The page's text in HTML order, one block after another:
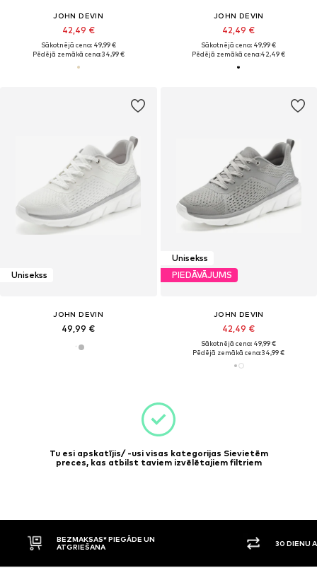
JOHN DEVIN
42,49 €
Sākotnējā cena: 49,99 €
Pēdējā zemākā cena:34,99 €
JOHN DEVIN
42,49 €
Sākotnējā cena: 49,99 €
Pēdējā zemākā cena:42,49 €
Unisekss
JOHN DEVIN
49,99 €
Unisekss
PIEDĀVĀJUMS
JOHN DEVIN
42,49 €
Sākotnējā cena: 49,99 €
Pēdējā zemākā cena:34,99 €
Tu esi apskatījis/ -usi visas kategorijas Sievietēm
preces, kas atbilst taviem izvēlētajiem filtriem
BEZMAKSAS* PIEGĀDE UN
ATGRIEŠANA
30 DIENU